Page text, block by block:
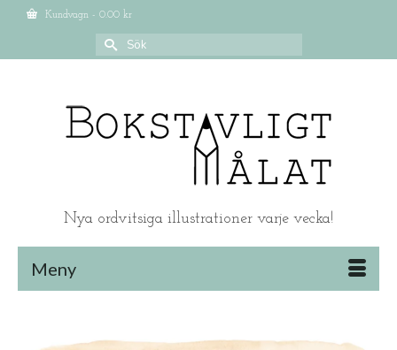
Kundvagn - 0.00 kr
Search
for:
Nya ordvitsiga illustrationer varje vecka!
Meny